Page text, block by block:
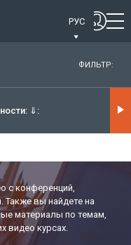
РУС
ФИЛЬТР:
⇓
с конференций,
Также вы найдете на
материалы по темам,
видео курсах.